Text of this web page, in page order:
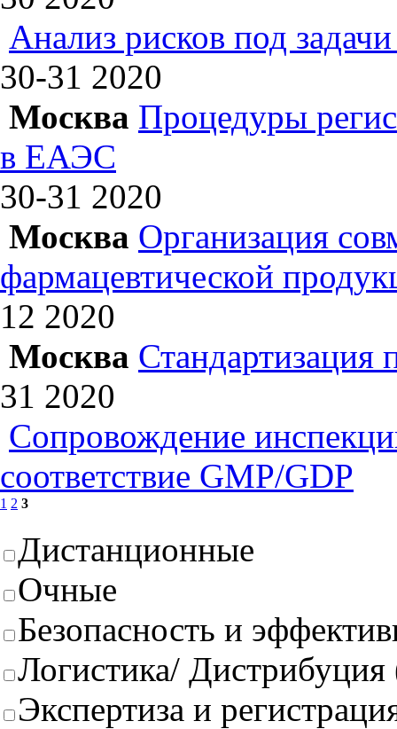
Анализ рисков под
30-31 2020
Москва Процедуры
в ЕАЭС
30-31 2020
Москва Организация
фармацевтической
12 2020
Москва Стандартизация
31 2020
Сопровождение
соответствие GMP/GDP
1 2 3
Дистанционные
Очные
Безопасность и
Логистика/
Экспертиза и